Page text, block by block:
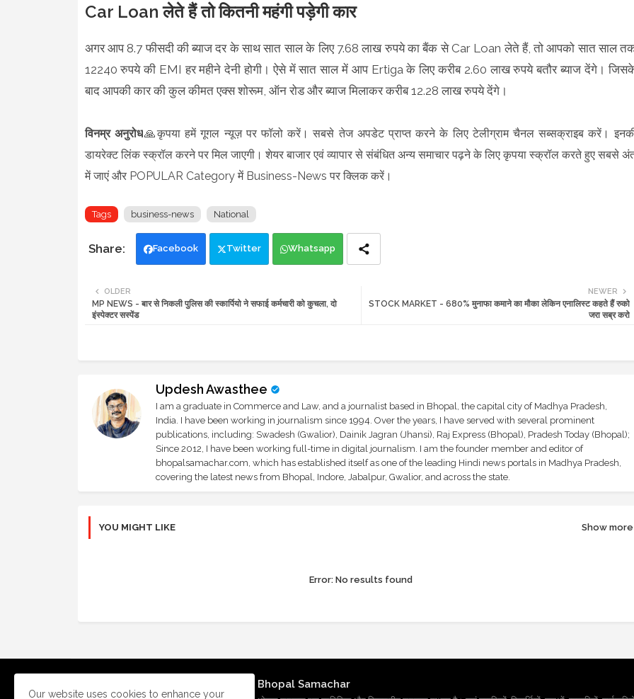
Car Loan लेते हैं तो कितनी महंगी पड़ेगी कार
अगर आप 8.7 फीसदी की ब्‍याज दर के साथ सात साल के लिए 7.68 लाख रुपये का बैंक से Car Loan लेते हैं, तो आपको सात साल
12240 रुपये की EMI हर महीने देनी होगी। ऐसे में सात साल में आप Ertiga के लिए करीब 2.60 लाख रुपये बतौर ब्‍याज देंगे।
बाद आपकी कार की कुल कीमत एक्‍स शोरूम, ऑन रोड और ब्‍याज मिलाकर करीब 12.28 लाख रुपये देंगे।
विनम्र अनुरोध🙏कृपया हमें गूगल न्यूज़ पर फॉलो करें। सबसे तेज अपडेट प्राप्त करने के लिए टेलीग्राम चैनल सब्सक्राइब करें।
डायरेक्ट लिंक स्क्रॉल करने पर मिल जाएगी। शेयर बाजार एवं व्यापार से संबंधित अन्य समाचार पढ़ने के लिए कृपया स्क्रॉल करते हुए सबसे
में जाएं और POPULAR Category में Business-News पर क्लिक करें।
Tags business-news National
Facebook Twitter Whatsapp
NEWER
STOCK MARKET - 680% मुनाफा कमाने का मौका लेकिन एनालिस्ट कहते हैं रुको
जरा सब्र करो
OLDER
MP NEWS - बार से निकली पुलिस की स्कार्पियो ने सफाई कर्मचारी को कुचला, दो
इंस्पेक्टर सस्पेंड
Updesh Awasthee
I am a graduate in Commerce and Law, and a journalist based in Bhopal, the capital city of Madhya Pradesh,
India. I have been working in journalism since 1994. Over the years, I have served with several prominent
publications, including: Swadesh (Gwalior), Dainik Jagran (Jhansi), Raj Express (Bhopal), Pradesh Today (Bhopal);
Since 2012, I have been working full-time in digital journalism. I am the founder member and editor of
bhopalsamachar.com, which has established itself as one of the leading Hindi news portals in Madhya Pradesh,
covering the latest news from Bhopal, Indore, Jabalpur, Gwalior, and across the state.
YOU MIGHT LIKE Show more
Error:No results found
Bhopal Samachar
Our website uses cookies to enhance your